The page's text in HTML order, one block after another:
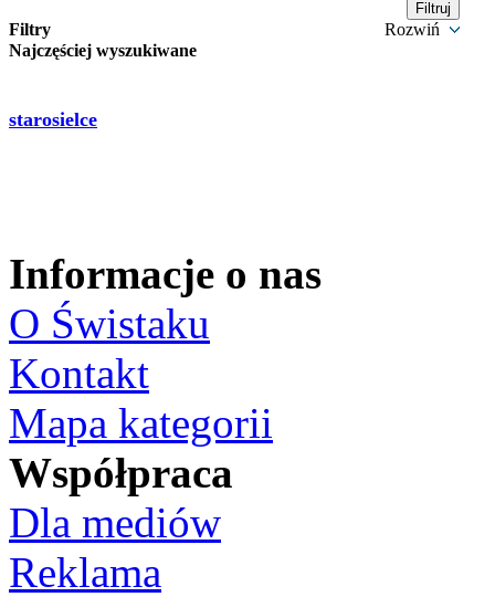
Filtry Rozwiń
Najczęściej wyszukiwane
starosielce
Informacje o nas
O Świstaku
Kontakt
Mapa kategorii
Współpraca
Dla mediów
Reklama